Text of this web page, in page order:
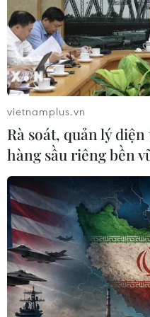
Meta bồi thường gần
vì gây tổn hại sức khỏe
em
07/08/2026 04:28
Chuyên gia Canada
lĩnh đối ngoại của Việt
07/08/2026 03:49
Venezuela khởi động
tiến trình chuyển giao
07/08/2026 02:58
vietnamplus.vn
Rà soát, quản lý
hàng sầu riêng bền